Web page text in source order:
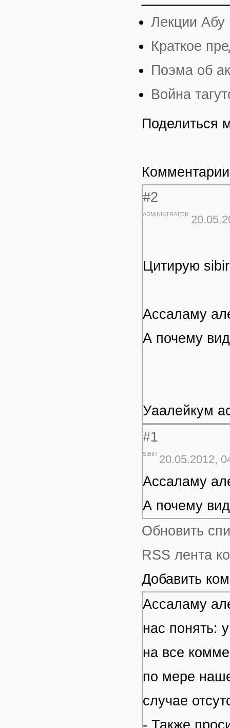
Лекции
Краткое
Поэма об
Война
Поделиться
Комментарии
#2
ADMINISTRATOR
Цитирую
Ассаламу
А почему
Уаалейкум
#1
SIBIR 20.05.2012,
Ассаламу
А почему
Обновить
RSS лента
Добавить
Ассаламу
нас понять:
на все
по мере
случае
- Также